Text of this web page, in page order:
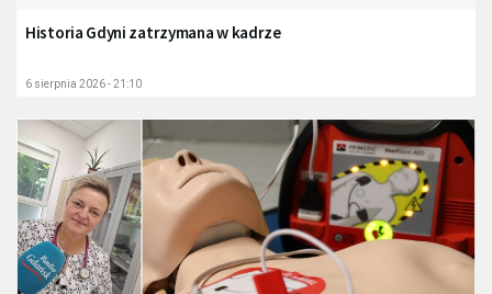
Historia Gdyni zatrzymana w kadrze
6 sierpnia 2026 - 21:10